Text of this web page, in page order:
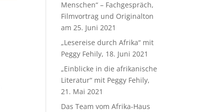
Menschen“ – Fachgespräch,
Filmvortrag und Originalton
am 25. Juni 2021
„Lesereise durch Afrika“ mit
Peggy Fehily, 18. Juni 2021
„Einblicke in die afrikanische
Literatur“ mit Peggy Fehily,
21. Mai 2021
Das Team vom Afrika-Haus